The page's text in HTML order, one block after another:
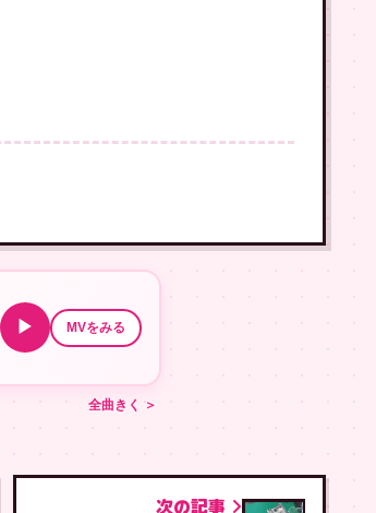
▶ MVをみる
全曲きく ＞
次の記事